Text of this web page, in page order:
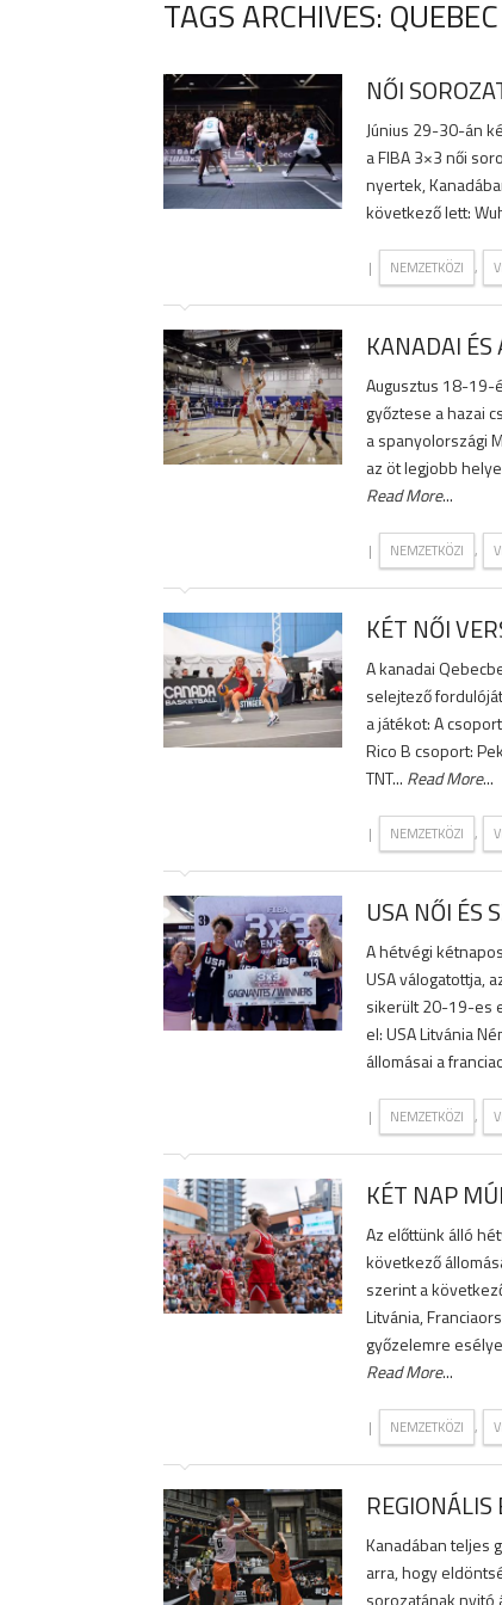
TAGS ARCHIVES: QUEBEC
NŐI
Június 29-30-án
a FIBA 3×3 női
nyertek,
következő lett:
| NEMZETKÖZI ,
KANADAI ÉS
Augusztus 18-19-
győztese a hazai
a spanyolországi
az öt legjobb
Read More...
| NEMZETKÖZI ,
KÉT NŐI
A kanadai
selejtező
a játékot: A
Rico B csoport:
TNT... Read More...
| NEMZETKÖZI ,
USA NŐI ÉS
A hétvégi
USA válogatottja,
sikerült 20-19-es
el: USA Litvánia
állomásai a
| NEMZETKÖZI ,
KÉT NAP
Az előttünk álló
következő
szerint a
Litvánia,
győzelemre
Read More...
| NEMZETKÖZI ,
Kanadában teljes
arra, hogy
sorozatának nyitó